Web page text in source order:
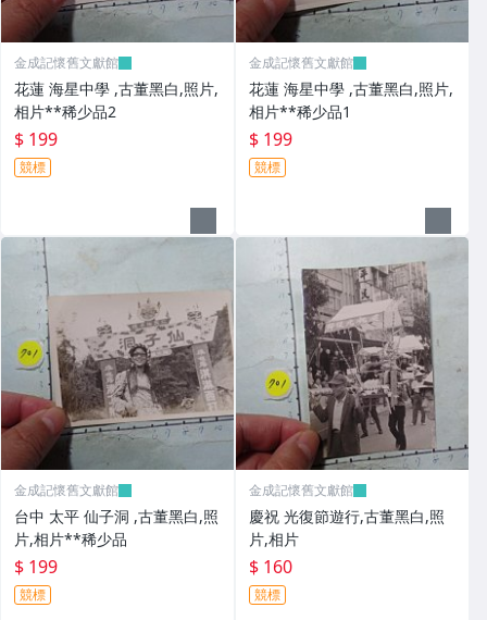
金成記懷舊文獻館
花蓮 海星中學 ,古董黑白,照片,
相片**稀少品2
$ 199
競標
金成記懷舊文獻館
花蓮 海星中學 ,古董黑白,照片,
相片**稀少品1
$ 199
競標
金成記懷舊文獻館
台中 太平 仙子洞 ,古董黑白,照
片,相片**稀少品
$ 199
競標
金成記懷舊文獻館
慶祝 光復節遊行,古董黑白,照
片,相片
$ 160
競標